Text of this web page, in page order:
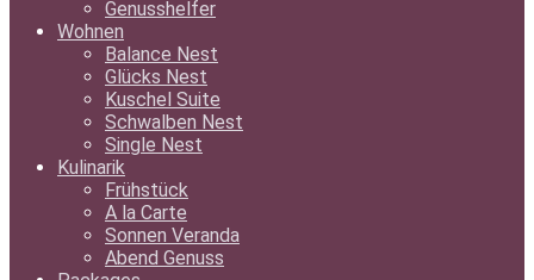
Genusshelfer
Wohnen
Balance Nest
Glücks Nest
Kuschel Suite
Schwalben Nest
Single Nest
Kulinarik
Frühstück
A la Carte
Sonnen Veranda
Abend Genuss